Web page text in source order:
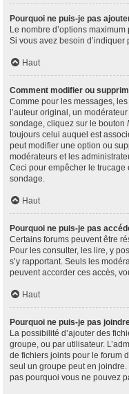
Pourquoi ne puis-je pas
Le nombre d’options
Si vous avez besoin d’indiquer
Haut
Comment modifier ou
Comme pour les messages,
l’auteur original, un
sondage, cliquez sur le bouton
toujours celui auquel est
peut modifier une option ou
modérateurs et les
Ceci pour empêcher le
sondage.
Haut
Pourquoi ne puis-je pas
Certains forums peuvent être
Pour les consulter, les lire, y
s’y rapportant. Seuls les
peuvent accorder ces accès,
Haut
Pourquoi ne puis-je pas
La possibilité d’ajouter des
groupe, ou par utilisateur.
de fichiers joints pour le forum
seul un groupe peut en
pas pourquoi vous ne pouvez